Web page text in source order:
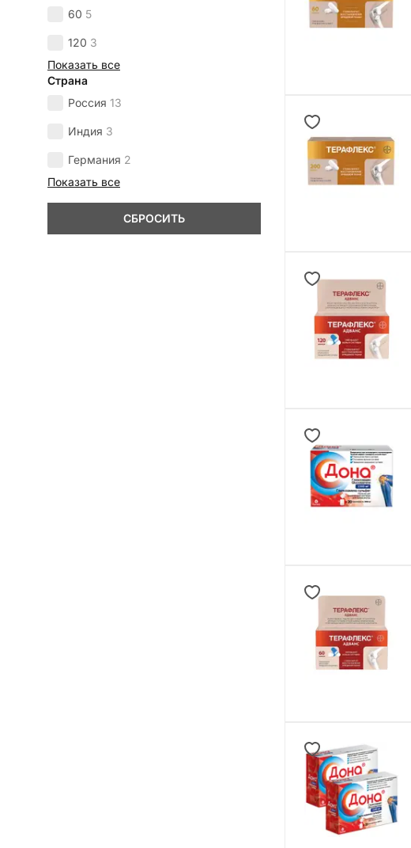
60 5
120 3
Показать все
Страна
Россия 13
Индия 3
Германия 2
Показать все
СБРОСИТЬ